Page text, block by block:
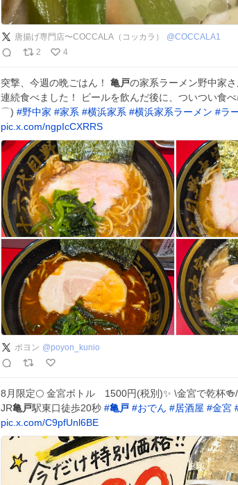
唐揚げ専門店〜COCCALA（コッカラ） @COCCALA1
2
4
突撃、今週の晩ごはん！ 亀戸の家系ラーメン野中家
連続食べました！ ビールを飲んだ後に、ついつい食
⌒) #野中家 #家系 #横浜家系 #横浜家系ラーメン #ラ
pic.x.com/ngpIcCXRRS
ポヨン @poyon_kunio
8月限定🌕 金宮ボトル 1500円(税別)✨ \金宮で乾杯
JR亀戸駅東口徒歩20秒 #亀戸 #おでん #居酒屋 #金宮
pic.x.com/C9pfUnl6BE